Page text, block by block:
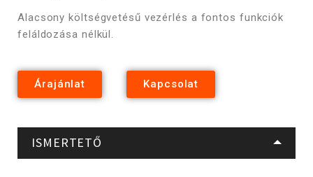
Alacsony költségvetésű vezérlés a fontos funkciók
feláldozása nélkül.
Árajánlat Kapcsolat
ISMERTETŐ